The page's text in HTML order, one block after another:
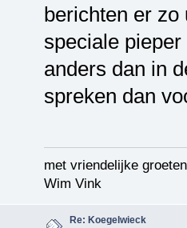
berichten er zo
speciale
anders dan in
spreken dan
met vriendelijke
Wim Vink
Re: Koegelwieck